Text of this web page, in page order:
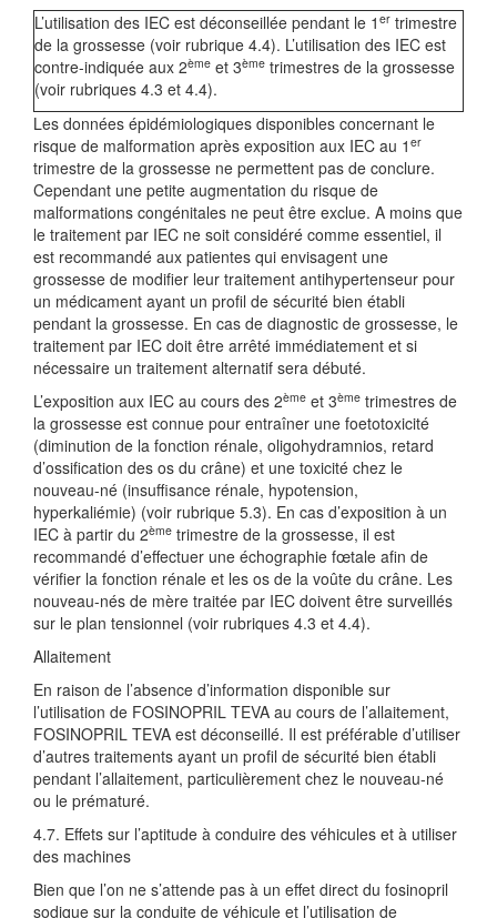
L’utilisation des IEC est déconseillée pendant le 1 er trimestre
de la grossesse (voir rubrique 4.4). L’utilisation des IEC est
contre-indiquée aux 2ème et 3ème trimestres de la grossesse
(voir rubriques 4.3 et 4.4).
Les données épidémiologiques disponibles concernant le
risque de malformation après exposition aux IEC au 1 er
trimestre de la grossesse ne permettent pas de conclure.
Cependant une petite augmentation du risque de
malformations congénitales ne peut être exclue. A moins que
le traitement par IEC ne soit considéré comme essentiel, il
est recommandé aux patientes qui envisagent une
grossesse de modifier leur traitement antihypertenseur pour
un médicament ayant un profil de sécurité bien établi
pendant la grossesse. En cas de diagnostic de grossesse, le
traitement par IEC doit être arrêté immédiatement et si
nécessaire un traitement alternatif sera débuté.
L’exposition aux IEC au cours des 2ème et 3ème trimestres de
la grossesse est connue pour entraîner une foetotoxicité
(diminution de la fonction rénale, oligohydramnios, retard
d’ossification des os du crâne) et une toxicité chez le
nouveau-né (insuffisance rénale, hypotension,
hyperkaliémie) (voir rubrique 5.3). En cas d’exposition à un
IEC à partir du 2ème trimestre de la grossesse, il est
recommandé d’effectuer une échographie fœtale afin de
vérifier la fonction rénale et les os de la voûte du crâne. Les
nouveau-nés de mère traitée par IEC doivent être surveillés
sur le plan tensionnel (voir rubriques 4.3 et 4.4).
Allaitement
En raison de l’absence d’information disponible sur
l’utilisation de FOSINOPRIL TEVA au cours de l’allaitement,
FOSINOPRIL TEVA est déconseillé. Il est préférable d’utiliser
d’autres traitements ayant un profil de sécurité bien établi
pendant l’allaitement, particulièrement chez le nouveau-né
ou le prématuré.
4.7. Effets sur l’aptitude à conduire des véhicules et à utiliser
des machines
Bien que l’on ne s’attende pas à un effet direct du fosinopril
sodique sur la conduite de véhicule et l’utilisation de